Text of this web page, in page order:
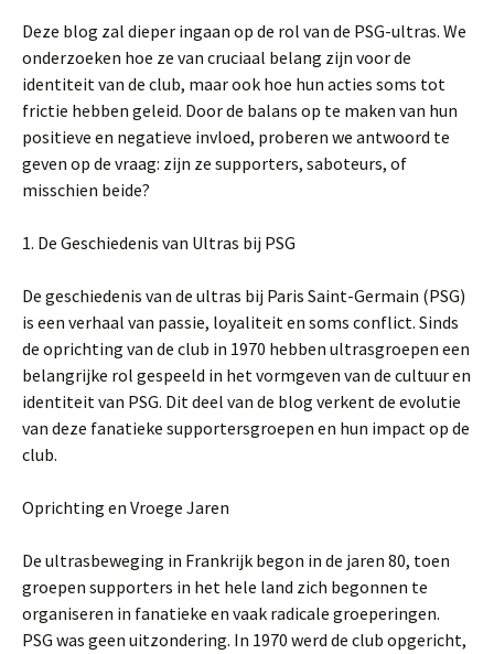
Deze blog zal dieper ingaan op de rol van de PSG-ultras. We
onderzoeken hoe ze van cruciaal belang zijn voor de
identiteit van de club, maar ook hoe hun acties soms tot
frictie hebben geleid. Door de balans op te maken van hun
positieve en negatieve invloed, proberen we antwoord te
geven op de vraag: zijn ze supporters, saboteurs, of
misschien beide?
1. De Geschiedenis van Ultras bij PSG
De geschiedenis van de ultras bij Paris Saint-Germain (PSG)
is een verhaal van passie, loyaliteit en soms conflict. Sinds
de oprichting van de club in 1970 hebben ultrasgroepen een
belangrijke rol gespeeld in het vormgeven van de cultuur en
identiteit van PSG. Dit deel van de blog verkent de evolutie
van deze fanatieke supportersgroepen en hun impact op de
club.
Oprichting en Vroege Jaren
De ultrasbeweging in Frankrijk begon in de jaren 80, toen
groepen supporters in het hele land zich begonnen te
organiseren in fanatieke en vaak radicale groeperingen.
PSG was geen uitzondering. In 1970 werd de club opgericht,